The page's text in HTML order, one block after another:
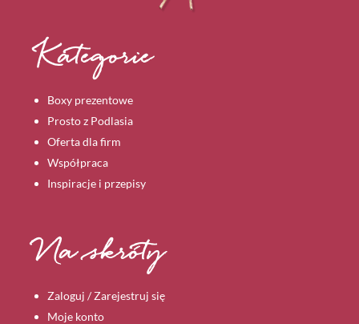
Kategorie
Boxy prezentowe
Prosto z Podlasia
Oferta dla firm
Współpraca
Inspiracje i przepisy
Na skróty
Zaloguj / Zarejestruj się
Moje konto